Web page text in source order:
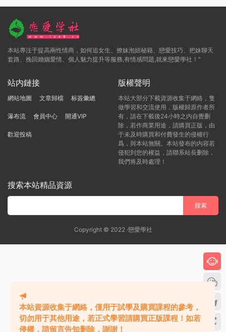
本站專注于提高兩性情商，如何追女生、撩妹泡妞秘籍、戀愛技巧、把妹聊天
套路、挽回婚姻愛情、個人魅力提升等服務,有情感問題,就來戀愛學社！"
站内鏈接
網站地圖 文章歸檔 标簽彙總
瀑布流 會員中心 開通VIP
歡迎投稿
版權聲明
本站大部分下載資源收集于網絡，隻
做學習和交流使用，版權歸原作者所
有，請在下載後24小時之内自覺删
除，若作商業用途，請購買正版，由
于未及時購買和付費發生的侵權行
爲，與本站無關。本站發布的内容若
侵犯到您的權益，請聯系站長删除，
我們将及時處理！
搜索本站精品資源
Copyright © 2022 ·戀愛學社
本站資源收集于網絡，僅用于試學及購買課程的參考，
切勿用于其他用途，若正式學習請購買正版課程！如若
侵權，請留言告知删除，謝謝！